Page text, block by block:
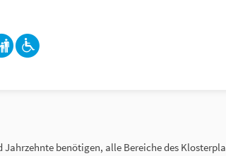
Jahrzehnte benötigen, alle Bereiche des